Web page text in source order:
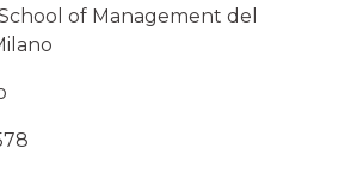
of Management del